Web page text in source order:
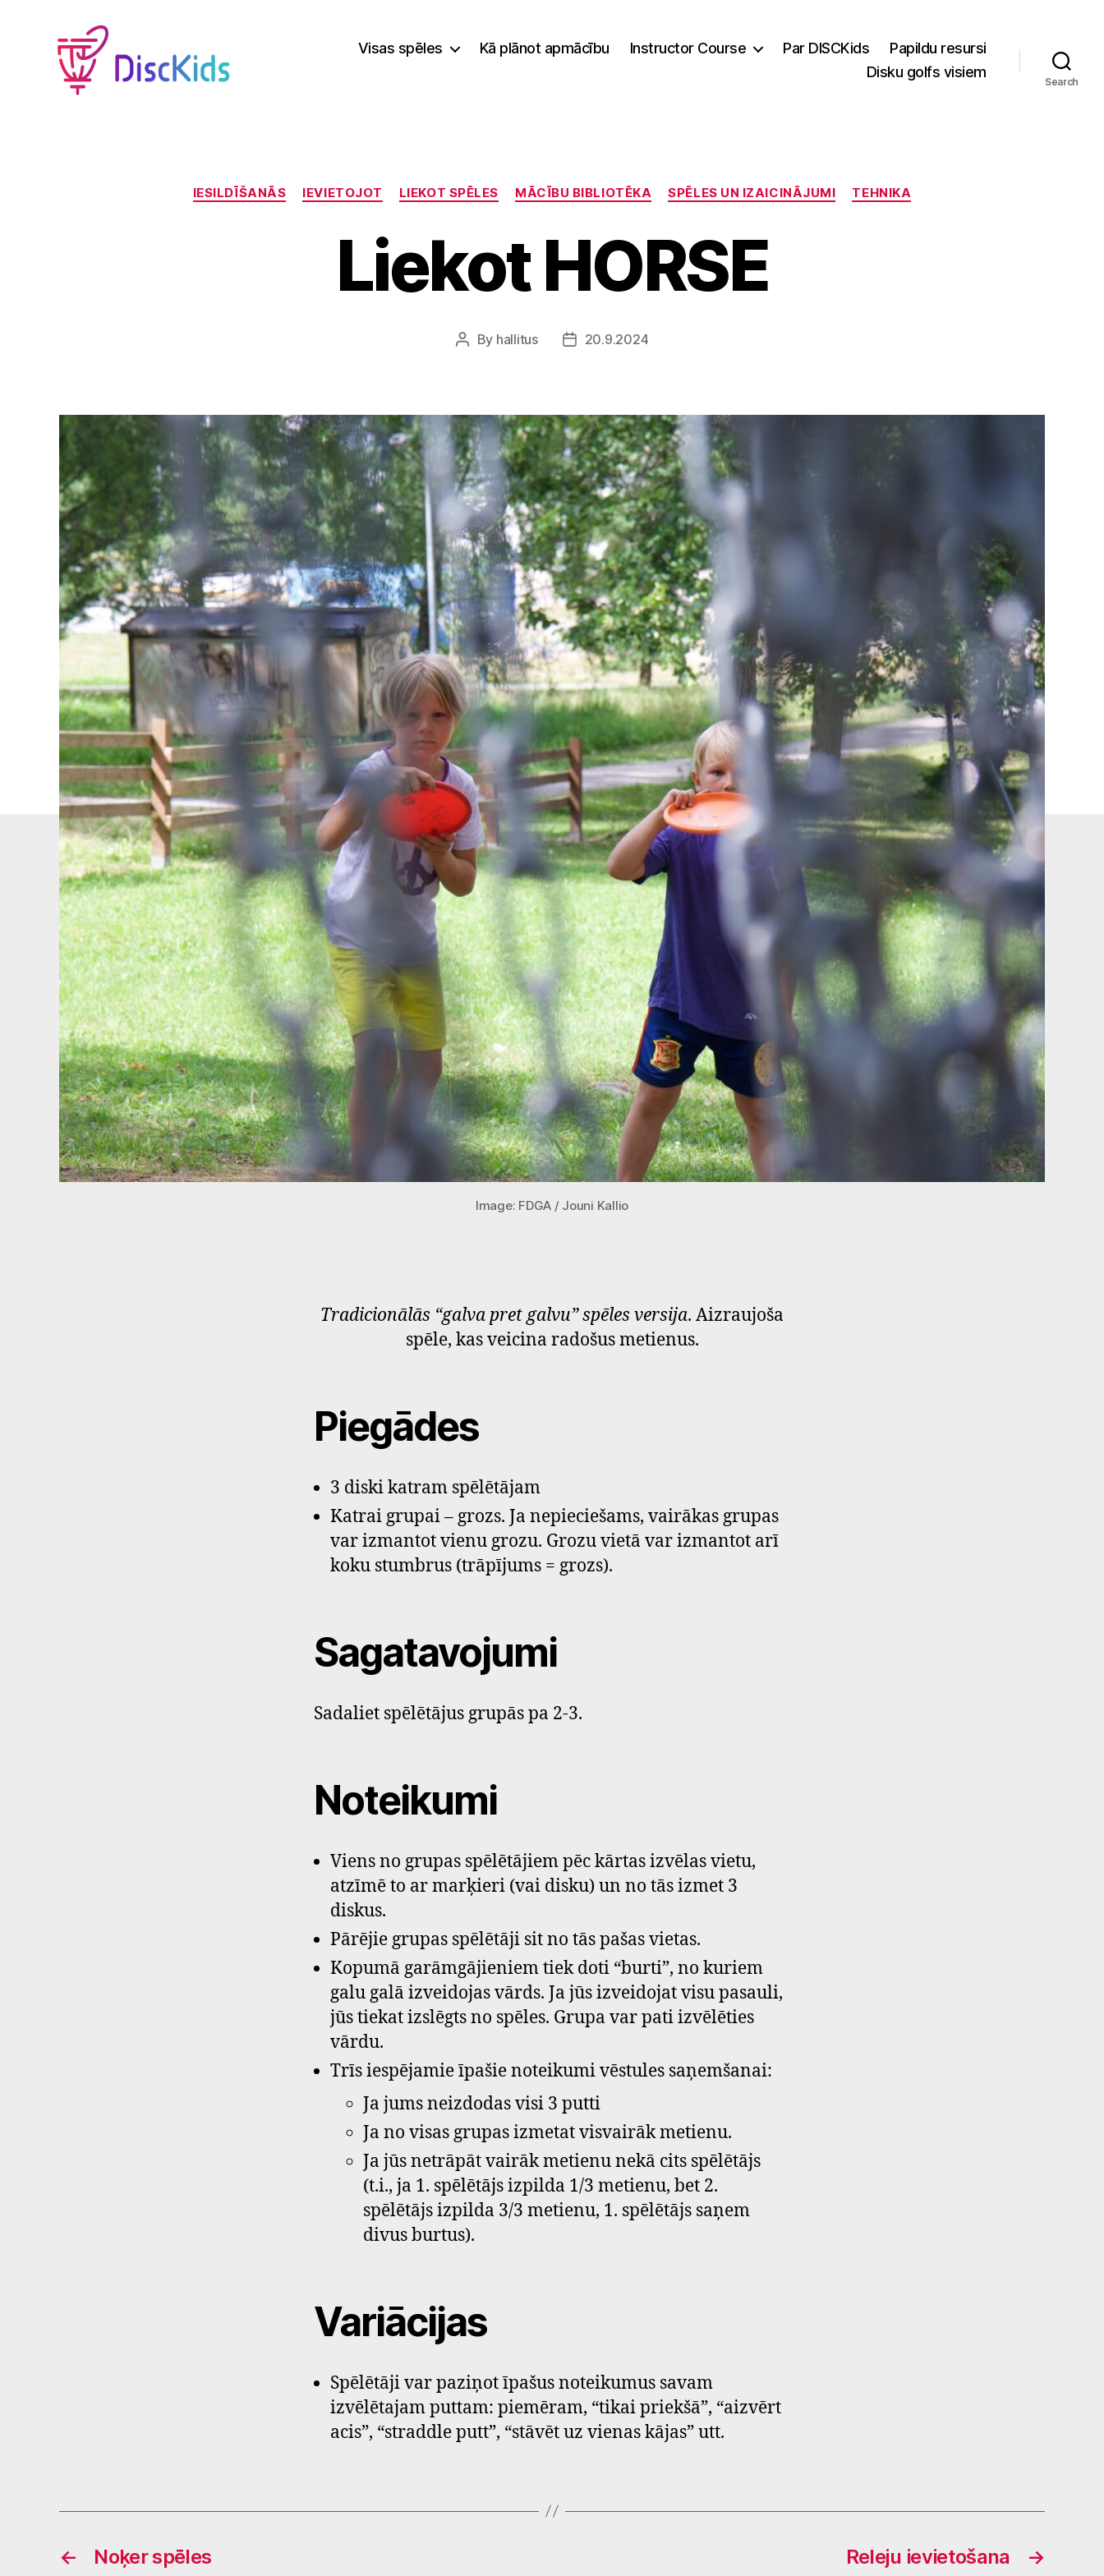
Visas spēles Kā plānot apmācību Instructor Course Par DISCKids
Papildu resursi
Disku golfs visiem
Search
Categories
IESILDĪŠANĀS IEVIETOJOT LIEKOT SPĒLES MĀCĪBU BIBLIOTĒKA SPĒLES UN IZAICINĀJUMI TEHNIKA
Liekot HORSE
Post
By hallitus
Post20.9.2024
Image: FDGA / Jouni Kallio
Tradicionālās “galva pret galvu” spēles versija. Aizraujoša
spēle, kas veicina radošus metienus.
Piegādes
3 diski katram spēlētājam
Katrai grupai – grozs. Ja nepieciešams, vairākas grupas
var izmantot vienu grozu. Grozu vietā var izmantot arī
koku stumbrus (trāpījums = grozs).
Sagatavojumi
Sadaliet spēlētājus grupās pa 2-3.
Noteikumi
Viens no grupas spēlētājiem pēc kārtas izvēlas vietu,
atzīmē to ar marķieri (vai disku) un no tās izmet 3
diskus.
Pārējie grupas spēlētāji sit no tās pašas vietas.
Kopumā garāmgājieniem tiek doti “burti”, no kuriem
galu galā izveidojas vārds. Ja jūs izveidojat visu pasauli,
jūs tiekat izslēgts no spēles. Grupa var pati izvēlēties
vārdu.
Trīs iespējamie īpašie noteikumi vēstules saņemšanai:
Ja jums neizdodas visi 3 putti
Ja no visas grupas izmetat visvairāk metienu.
Ja jūs netrāpāt vairāk metienu nekā cits spēlētājs
(t.i., ja 1. spēlētājs izpilda 1/3 metienu, bet 2.
spēlētājs izpilda 3/3 metienu, 1. spēlētājs saņem
divus burtus).
Variācijas
Spēlētāji var paziņot īpašus noteikumus savam
izvēlētajam puttam: piemēram, “tikai priekšā”, “aizvērt
acis”, “straddle putt”, “stāvēt uz vienas kājas” utt.
← Noķer spēles →
Releju ievietošana